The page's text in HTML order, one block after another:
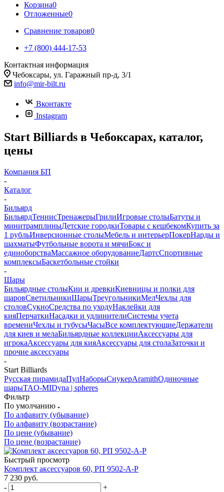
Корзина0
Отложенные0
Сравнение товаров0
+7 (800) 444-17-53
Контактная информация
Чебоксары, ул. Гаражный пр-д, 3/1
info@mir-bilt.ru
Вконтакте
Instagram
Start Billiards в Чебоксарах, каталог,
цены
Компания БП
-
Каталог
-
Бильярд
БильярдТеннисТренажерыГрилиИгровые столыБатуты и
минитрамплиныДетские городкиТовары с кешбекомКупить за
1 рубльИнверсионные столыМебель и интерьерПокерНарды и
шахматыФутбольные ворота и мячиБокс и
единоборстваМассажное оборудованиеДартсСпортивные
комплексыБаскетбольные стойки
-
Шары
Бильярдные столыКии и древкиКиевницы и полки для
шаровСветильникиШарыТреугольникиМелЧехлы для
столовСукноСредства по уходуНаклейки для
кияПерчаткиНасадки и удлинителиСистемы учета
времениЧехлы и тубусыЧасыВсе комплектующиеДержатели
для киев и мелаБильярдные коллекцииАксессуары для
игрокаАксессуары для кияАксессуары для столаЗаточки и
прочие аксессуары
-
Start Billiards
Русская пирамидаПулНаборыСнукерAramithОдиночные
шарыTAO-MIDyna | spheres
Фильтр
По умолчанию
По алфавиту (убывание)
По алфавиту (возрастание)
По цене (убывание)
По цене (возрастание)
Быстрый просмотр
Комплект аксессуаров 60, РП 9502-A-P
7 230 руб.
-
+